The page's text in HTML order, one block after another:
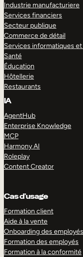
Industrie manufacturiere
Services financiers
Secteur publique
Commerce de détail
Services informatiques
Santé
Éducation
Hôtellerie
Restaurants
IA
AgentHub
Enterprise Knowledge
MCP
Harmony AI
Roleplay
Content Creator
Cas d’usage
Formation client
Aide à la vente
Onboarding des employés
Formation des employés
Formation à la conformité